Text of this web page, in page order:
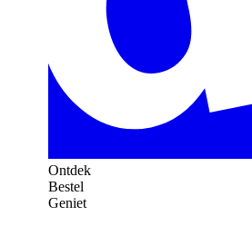
Ontdek
Bestel
Geniet